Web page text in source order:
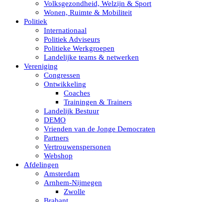
Volksgezondheid, Welzijn & Sport
Wonen, Ruimte & Mobiliteit
Politiek
Internationaal
Politiek Adviseurs
Politieke Werkgroepen
Landelijke teams & netwerken
Vereniging
Congressen
Ontwikkeling
Coaches
Trainingen & Trainers
Landelijk Bestuur
DEMO
Vrienden van de Jonge Democraten
Partners
Vertrouwenspersonen
Webshop
Afdelingen
Amsterdam
Arnhem-Nijmegen
Zwolle